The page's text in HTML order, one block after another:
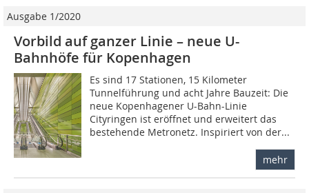
Ausgabe 1/2020
Vorbild auf ganzer Linie – neue U-
Bahnhöfe für Kopenhagen
Es sind 17 Stationen, 15 Kilometer
Tunnelführung und acht Jahre Bauzeit: Die
neue Kopenhagener U-Bahn-Linie
Cityringen ist eröffnet und erweitert das
bestehende Metronetz. Inspiriert von der...
mehr